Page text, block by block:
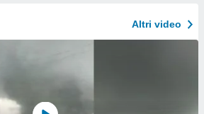
Altri video